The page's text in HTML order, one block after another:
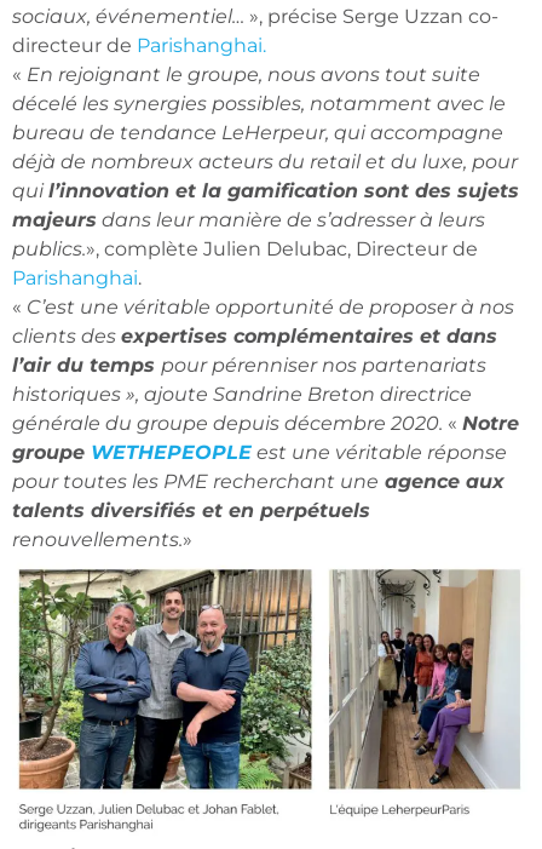
sociaux, événementiel… », précise Serge Uzzan co-
directeur de Parishanghai.
« En rejoignant le groupe, nous avons tout suite
décelé les synergies possibles, notamment avec le
bureau de tendance LeHerpeur, qui accompagne
déjà de nombreux acteurs du retail et du luxe, pour
quil’innovation et la gamification sont des sujets
majeurs dans leur manière de s’adresser à leurs
publics.», complète Julien Delubac, Directeur de
Parishanghai.
« C’est une véritable opportunité de proposer à nos
clients des expertises complémentaires et dans
l’air du temps pour pérenniser nos partenariats
historiques », ajoute Sandrine Breton directrice
générale du groupe depuis décembre 2020. « Notre
groupe WETHEPEOPLE est une véritable réponse
pour toutes les PME recherchant une agence aux
talents diversifiés et en perpétuels
renouvellements.»